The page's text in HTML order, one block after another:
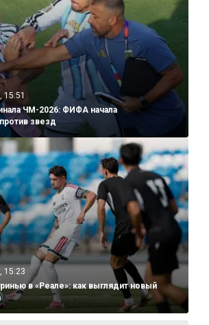
15:51
ЧМ-2026: ФИФА начала
звезд
15:23
в «Реале»: как выглядит новый